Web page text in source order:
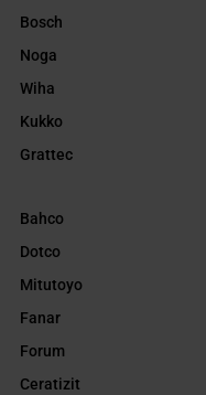
Bosch
Noga
Wiha
Kukko
Grattec
Bahco
Dotco
Mitutoyo
Fanar
Forum
Ceratizit